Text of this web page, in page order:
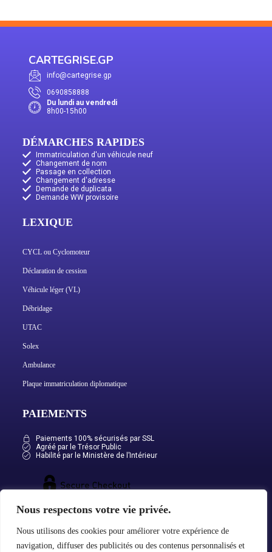
Nous respectons votre vie privée.
Nous utilisons des cookies pour améliorer votre expérience de
navigation, diffuser des publicités ou des contenus personnalisés et
CARTEGRISE.GP
info@cartegrise.gp
0690858888
Du lundi au vendredi
8h00-15h00
DÉMARCHES RAPIDES
Immatriculation d'un véhicule neuf
Changement de nom
Passage en collection
Changement d'adresse
Demande de duplicata
Demande WW provisoire
LEXIQUE
CYCL ou Cyclomoteur
Déclaration de cession
Véhicule léger (VL)
Débridage
UTAC
Solex
Ambulance
Plaque immatriculation diplomatique
PAIEMENTS
Paiements 100% sécurisés par SSL
Agréé par le Trésor Public
Habilité par le Ministère de l’Intérieur